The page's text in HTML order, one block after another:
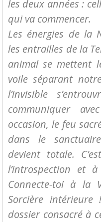
les deux années :
qui va commencer.
Les énergies de la
les entrailles de la
animal se mettent
voile séparant
l’invisible
communiquer
occasion, le feu
dans le
devient totale.
l’introspection et
Connecte-toi à la
Sorcière
dossier consacré à